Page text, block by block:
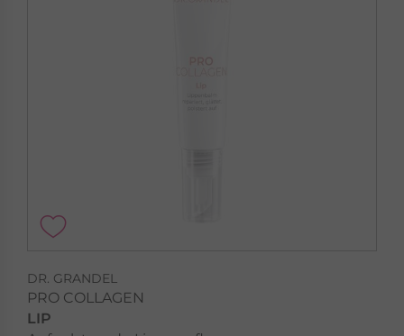
DR. GRANDEL
PRO COLLAGEN
LIP